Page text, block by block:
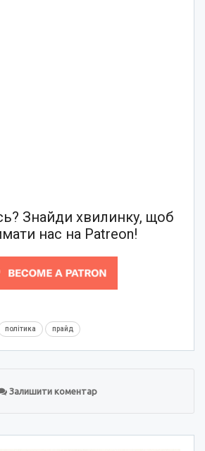
Знайди хвилинку, щоб
нас на Patreon!
політика прайд
Залишити коментар